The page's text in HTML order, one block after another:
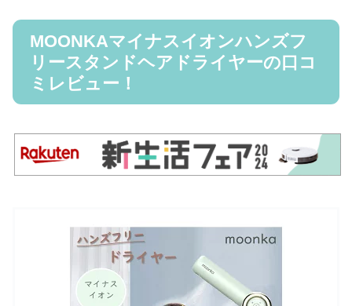
MOONKAマイナスイオンハンズフ
リースタンドヘアドライヤーの口コ
ミレビュー！